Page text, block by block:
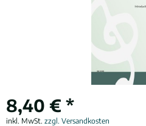
8,40 € *
inkl. MwSt. zzgl. Versandkosten